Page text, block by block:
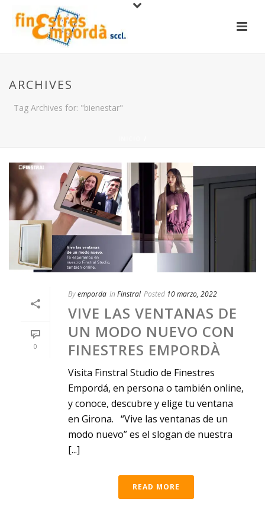
ARCHIVES
Tag Archives for: "bienestar"
0
Byemporda In Finstral Posted 10 marzo, 2022
VIVE LAS VENTANAS DE
UN MODO NUEVO CON
FINESTRES EMPORDÀ
Visita Finstral Studio de Finestres
Empordá, en persona o también online,
y conoce, descubre y elige tu ventana
en Girona. “Vive las ventanas de un
modo nuevo” es el slogan de nuestra
[...]
READ MORE